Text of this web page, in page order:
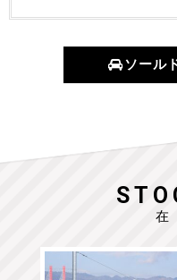
ソール